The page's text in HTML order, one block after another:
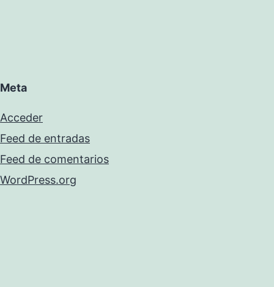
Meta
Acceder
Feed de entradas
Feed de comentarios
WordPress.org